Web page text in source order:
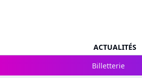
ACTUALITÉS
Billetterie